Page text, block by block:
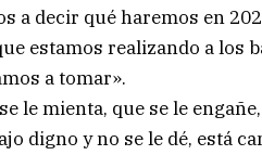
a decir qué haremos en
estamos realizando a los
a tomar».
le mienta, que se le
digno y no se le dé, está